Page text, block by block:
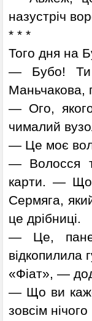
назустріч
* * *
Того дня на
— Бубо! Ти
Маньчакова,
— Ого,
чималий
— Це моє
— Волосся
карти. —
Сермяга,
це дрібниці.
— Це, пане
відкопилила
«Фіат», —
— Що ви
зовсім